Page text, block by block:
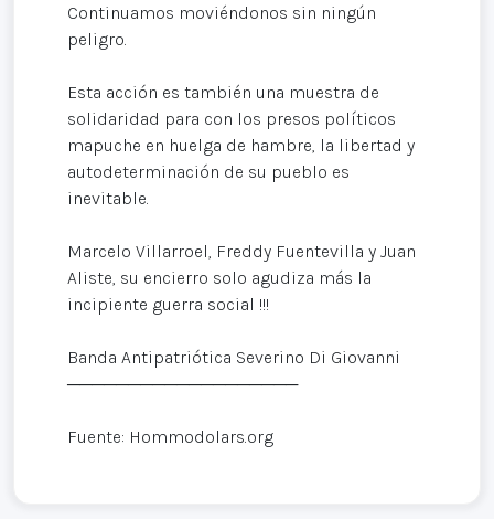
Continuamos moviéndonos sin ningún
peligro.
Esta acción es también una muestra de
solidaridad para con los presos políticos
mapuche en huelga de hambre, la libertad y
autodeterminación de su pueblo es
inevitable.
Marcelo Villarroel, Freddy Fuentevilla y Juan
Aliste, su encierro solo agudiza más la
incipiente guerra social !!!
Banda Antipatriótica Severino Di Giovanni
───────────────────
Fuente: Hommodolars.org